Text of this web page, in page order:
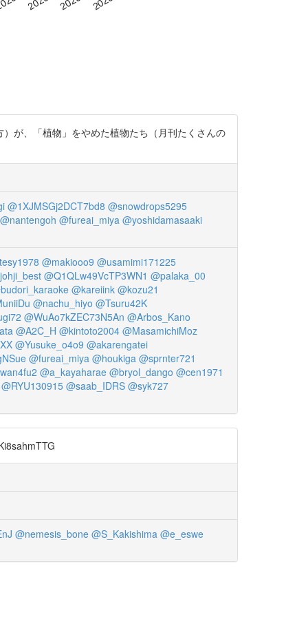
が、「植物」をやめた植物たち（月刊たくさんの
@1XJMSGj2DCT7bd8 @snowdrops5295
@nantengoh @fureai_miya @yoshidamasaaki
@makiooo9 @usamimi171225
@Q1QLw49VcTP3WN1 @palaka_00
@kareiink @kozu21
@nachu_hiyo @Tsuru42K
@WuAo7kZEC73N5An @Arbos_Kano
@A2C_H @kintoto2004 @MasamichiMoz
@Yusuke_o4o9 @akarengatei
@fureai_miya @houkiga @sprnter721
@a_kayaharae @bryol_dango @cen1971
@RYU130915 @saab_IDRS @syk727
@nemesis_bone @S_Kakishima @e_eswe